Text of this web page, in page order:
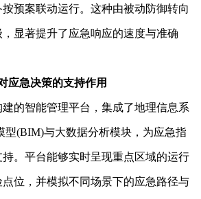
预案联动运行。这种由被动防御转向
显著提升了应急响应的速度与准确
急决策的支持作用
智能管理平台，集成了地理信息系
型(BIM)与大数据分析模块，为应急指
。平台能够实时呈现重点区域的运行
位，并模拟不同场景下的应急路径与